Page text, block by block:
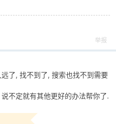
举报
了, 找不到了, 搜索也找不到需要
不定就有其他更好的办法帮你了.